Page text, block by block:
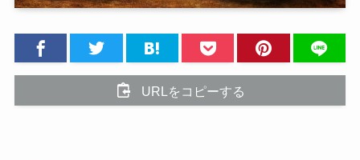
URLをコピーする